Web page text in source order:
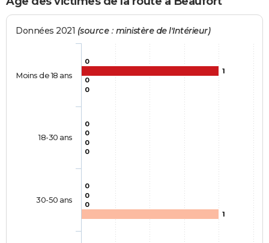
Données 2021 (source : ministère de l'Intérieur)
0
0
0
1
0
0
0
0
0
0
0
1
Moins de 18 ans
18-30 ans
30-50 ans